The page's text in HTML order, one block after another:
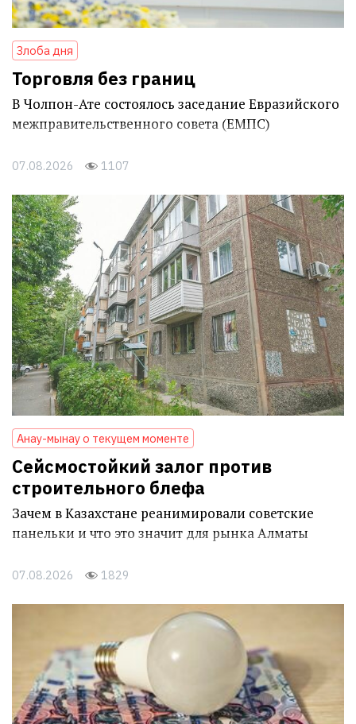
Злоба дня
Торговля без границ
В Чолпон-Ате состоялось заседание Евразийского
межправительственного совета (ЕМПС)
07.08.2026 1107
Анау-мынау о текущем моменте
Сейсмостойкий залог против
строительного блефа
Зачем в Казахстане реанимировали советские
панельки и что это значит для рынка Алматы
07.08.2026 1829